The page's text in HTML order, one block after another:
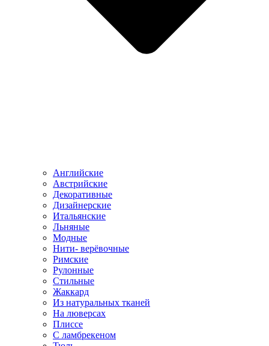
Английские
Австрийские
Декоративные
Дизайнерские
Итальянские
Льняные
Модные
Нити- верёвочные
Римские
Рулонные
Стильные
Жаккард
Из натуральных тканей
На люверсах
Плиссе
С ламбрекеном